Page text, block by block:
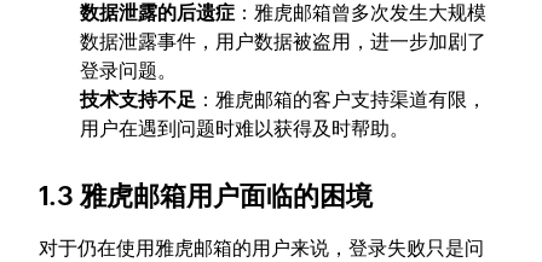
数据泄露的后遗症 ：雅虎邮箱曾多次发生大规模
数据泄露事件，用户数据被盗用，进一步加剧了
登录问题。
技术支持不足 ：雅虎邮箱的客户支持渠道有限，
用户在遇到问题时难以获得及时帮助。
1.3 雅虎邮箱用户面临的困境
对于仍在使用雅虎邮箱的用户来说，登录失败只是问